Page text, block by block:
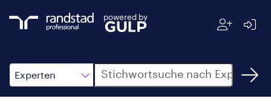
powered by
Experten
Suche